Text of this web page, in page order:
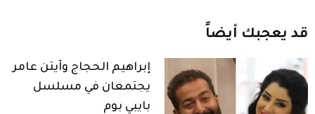
قد يعجبك أيضاً
إبراهيم الحجاج وآيتن عامر
يجتمعان في مسلسل
بايبي بوم